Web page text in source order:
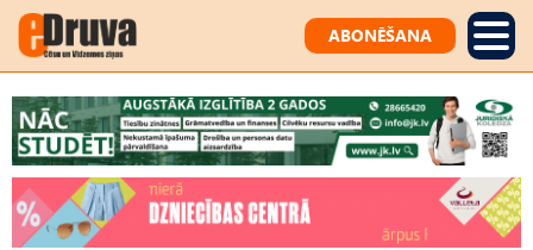
ABONĒŠANA